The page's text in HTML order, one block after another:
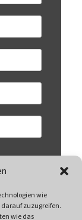
wie
zuzugreifen.
wie das